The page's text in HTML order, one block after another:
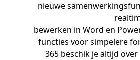
nieuwe
bewerken in Word en
functies voor simpelere
365 beschik je altijd